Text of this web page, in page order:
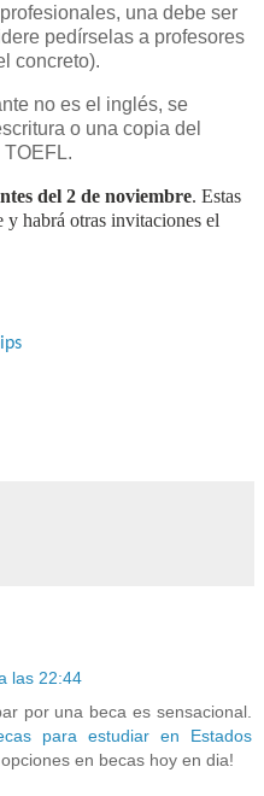
una debe ser
pedírselas a profesores
concreto).
no es el inglés, se
o una copia del
del 2 de noviembre. Estas
y habrá otras invitaciones el
las 22:44
por una beca es sensacional.
para estudiar en Estados
en becas hoy en dia!